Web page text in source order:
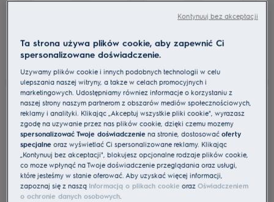
Ta strona używa plików cookie, aby zapewnić Ci
spersonalizowane doświadczenie.
Używamy plików cookie i innych podobnych technologii w celu
ulepszania naszej witryny, a także w celach promocyjnych i
marketingowych. Udostępniamy również informacje o korzystaniu z
naszej strony naszym partnerom z obszarów mediów społecznościowych,
reklamy i analityki. Klikając „Akceptuj wszystkie pliki cookie", wyrażasz
zgodę na używanie przez nas plików cookie, dzięki czemu możemy
spersonalizować Twoje doświadczenie na stronie, dostosowaćoferty
specjalne oraz wyświetlać Ci spersonalizowane reklamy. Klikając
„Kontynuuj bez akceptacji", blokujesz opcjonalne rodzaje plików cookie,
co może wpłynąć na Twoje doświadczenie przeglądania oraz usługi,
które jesteśmy w stanie oferować. Aby uzyskać więcej informacji,
zapoznaj się z naszą Informacją o plikach cookie orazOświadczeniem
o ochronie danych osobowych.
Kontynuuj bez akceptacji